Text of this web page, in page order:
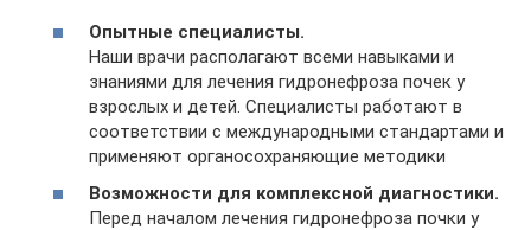
Опытные специалисты.
Наши врачи располагают всеми навыками и
знаниями для лечения гидронефроза почек у
взрослых и детей. Специалисты работают в
соответствии с международными стандартами и
применяют органосохраняющие методики
Возможности для комплексной диагностики.
Перед началом лечения гидронефроза почки у